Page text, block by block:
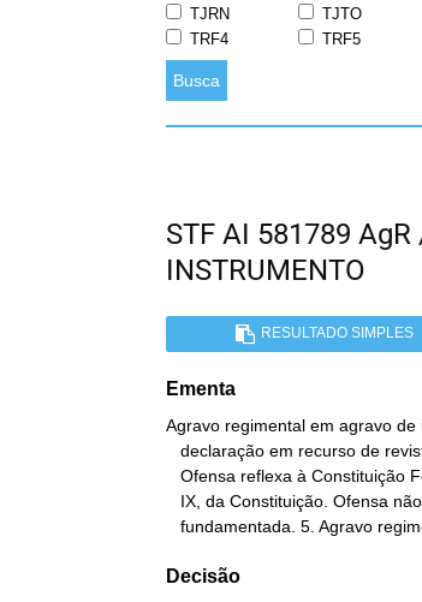
TJRN
TJTO
TRF4
TRF5
Busca
STF AI 581789 AgR
INSTRUMENTO
RESULTADO SIMPLES
Ementa
Agravo regimental em agravo
fundamentada. 5. Agravo
Decisão